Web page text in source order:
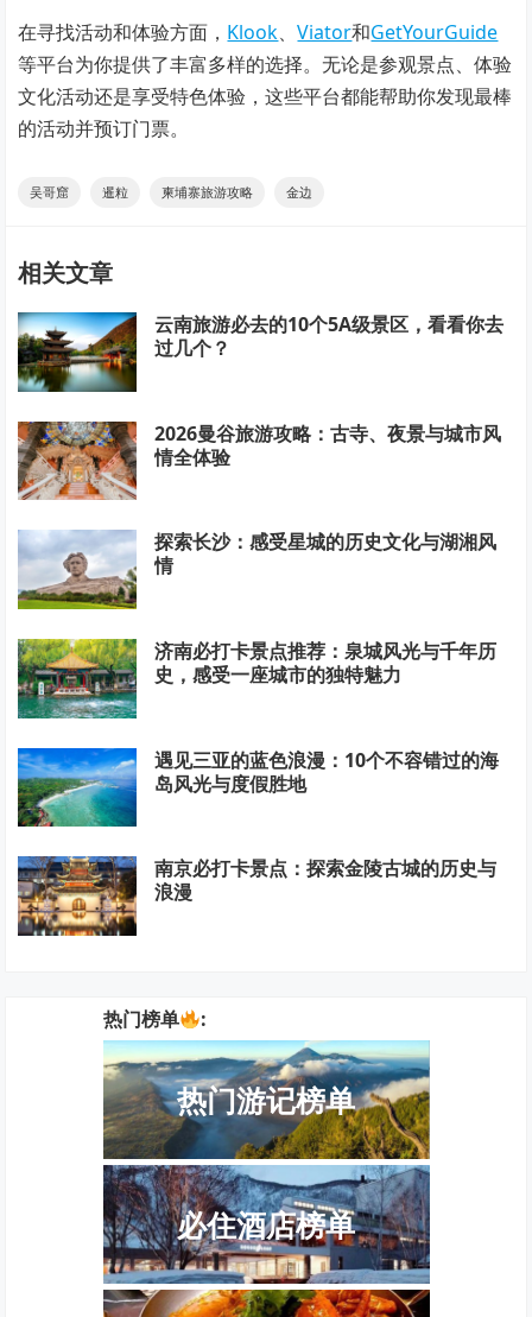
在寻找活动和体验方面， Klook、Viator和GetYourGuide
等平台为你提供了丰富多样的选择。无论是参观景点、体验
文化活动还是享受特色体验，这些平台都能帮助你发现最棒
的活动并预订门票。
吴哥窟 暹粒 柬埔寨旅游攻略 金边
相关文章
云南旅游必去的10个5A级景区，看看你去
过几个？
2026曼谷旅游攻略：古寺、夜景与城市风
情全体验
探索长沙：感受星城的历史文化与湖湘风
情
济南必打卡景点推荐：泉城风光与千年历
史，感受一座城市的独特魅力
遇见三亚的蓝色浪漫：10个不容错过的海
岛风光与度假胜地
南京必打卡景点：探索金陵古城的历史与
浪漫
热门榜单 :
热门游记榜单
必住酒店榜单